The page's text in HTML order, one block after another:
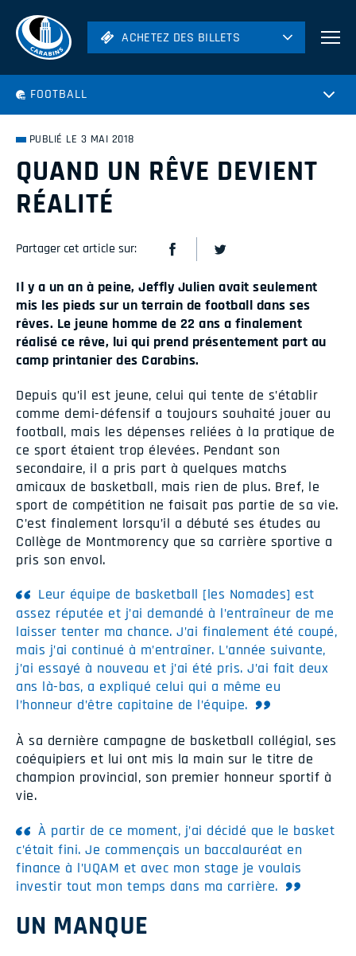
ACHETEZ DES BILLETS
Volleyball
ACHETEZ DES BILLETS
FOOTBALL
PUBLIÉ LE 3 MAI 2018
QUAND UN RÊVE DEVIENT
RÉALITÉ
Partager cet article sur:
Il y a un an à peine, Jeffly Julien avait seulement
mis les pieds sur un terrain de football dans ses
rêves. Le jeune homme de 22 ans a finalement
réalisé ce rêve, lui qui prend présentement part au
camp printanier des Carabins.
Depuis qu’il est jeune, celui qui tente de s’établir
comme demi-défensif a toujours souhaité jouer au
football, mais les dépenses reliées à la pratique de
ce sport étaient trop élevées. Pendant son
secondaire, il a pris part à quelques matchs
amicaux de basketball, mais rien de plus. Bref, le
sport de compétition ne faisait pas partie de sa vie.
C’est finalement lorsqu’il a débuté ses études au
Collège de Montmorency que sa carrière sportive a
pris son envol.
Leur équipe de basketball [les Nomades] est
assez réputée et j’ai demandé à l’entraîneur de me
laisser tenter ma chance. J’ai finalement été coupé,
mais j’ai continué à m’entraîner. L’année suivante,
j’ai essayé à nouveau et j’ai été pris. J’ai fait deux
ans là-bas, a expliqué celui qui a même eu
l’honneur d’être capitaine de l’équipe.
À sa dernière campagne de basketball collégial, ses
coéquipiers et lui ont mis la main sur le titre de
champion provincial, son premier honneur sportif à
vie.
À partir de ce moment, j’ai décidé que le basket
c’était fini. Je commençais un baccalauréat en
finance à l’UQAM et avec mon stage je voulais
investir tout mon temps dans ma carrière.
UN MANQUE